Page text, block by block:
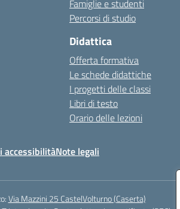
Famiglie e studenti
Percorsi di studio
Didattica
Offerta formativa
Le schede didattiche
I progetti delle classi
Libri di testo
Orario delle lezioni
accessibilitàNote legali
Via Mazzini 25 CastelVolturno (Caserta)